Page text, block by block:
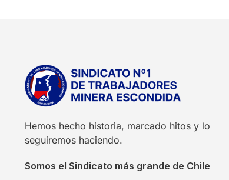
Hemos hecho historia, marcado hitos y lo
seguiremos haciendo.
Somos el Sindicato más grande de Chile